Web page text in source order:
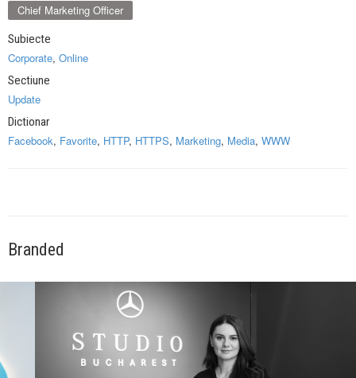
Chief Marketing Officer
Subiecte
Corporate, Online
Sectiune
Update
Dictionar
Facebook, Favorite, HTTP, HTTPS, Marketing, Media, WWW
Branded